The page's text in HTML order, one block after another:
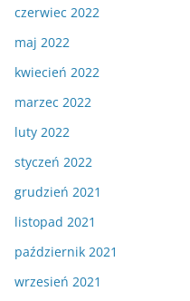
czerwiec 2022
maj 2022
kwiecień 2022
marzec 2022
luty 2022
styczeń 2022
grudzień 2021
listopad 2021
październik 2021
wrzesień 2021